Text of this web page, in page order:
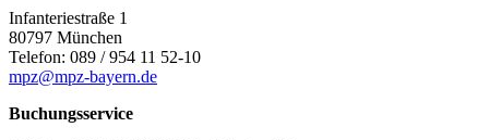
Infanteriestraße 1
80797 München
Telefon: 089 / 954 11 52-10
mpz@mpz-bayern.de
Buchungsservice